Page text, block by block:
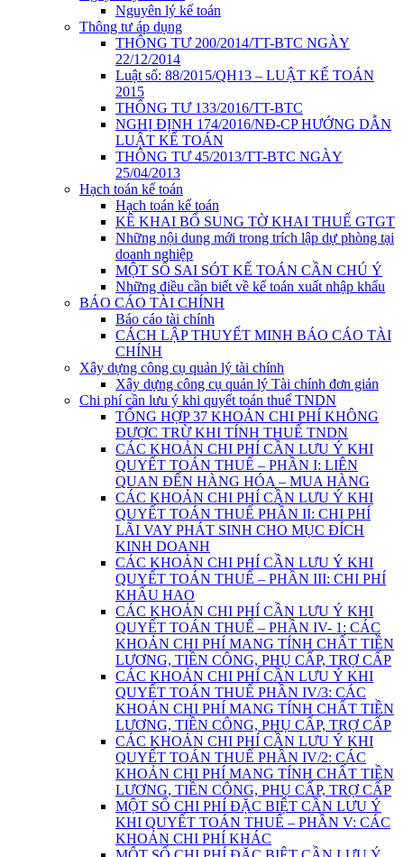
Nguyên lý kế toán
Thông tư áp dụng
THÔNG TƯ 200/2014/TT-BTC NGÀY
22/12/2014
Luật số: 88/2015/QH13 – LUẬT KẾ TOÁN
2015
THÔNG TƯ 133/2016/TT-BTC
NGHỊ ĐỊNH 174/2016/NĐ-CP HƯỚNG DẪN
LUẬT KẾ TOÁN
THÔNG TƯ 45/2013/TT-BTC NGÀY
25/04/2013
Hạch toán kế toán
Hạch toán kế toán
KÊ KHAI BỔ SUNG TỜ KHAI THUẾ GTGT
Những nội dung mới trong trích lập dự phòng tại
doanh nghiệp
MỘT SỐ SAI SÓT KẾ TOÁN CẦN CHÚ Ý
Những điều cần biết về kế toán xuất nhập khẩu
BÁO CÁO TÀI CHÍNH
Báo cáo tài chính
CÁCH LẬP THUYẾT MINH BÁO CÁO TÀI
CHÍNH
Xây dựng công cụ quản lý tài chính
Xây dựng công cụ quản lý Tài chính đơn giản
Chi phí cần lưu ý khi quyết toán thuế TNDN
TỔNG HỢP 37 KHOẢN CHI PHÍ KHÔNG
ĐƯỢC TRỪ KHI TÍNH THUẾ TNDN
CÁC KHOẢN CHI PHÍ CẦN LƯU Ý KHI
QUYẾT TOÁN THUẾ – PHẦN I: LIÊN
QUAN ĐẾN HÀNG HÓA – MUA HÀNG
CÁC KHOẢN CHI PHÍ CẦN LƯU Ý KHI
QUYẾT TOÁN THUẾ PHẦN II: CHI PHÍ
LÃI VAY PHÁT SINH CHO MỤC ĐÍCH
KINH DOANH
CÁC KHOẢN CHI PHÍ CẦN LƯU Ý KHI
QUYẾT TOÁN THUẾ – PHẦN III: CHI PHÍ
KHẤU HAO
CÁC KHOẢN CHI PHÍ CẦN LƯU Ý KHI
QUYẾT TOÁN THUẾ – PHẦN IV- 1: CÁC
KHOẢN CHI PHÍ MANG TÍNH CHẤT TIỀN
LƯƠNG, TIỀN CÔNG, PHỤ CẤP, TRỢ CẤP
CÁC KHOẢN CHI PHÍ CẦN LƯU Ý KHI
QUYẾT TOÁN THUẾ PHẦN IV/3: CÁC
KHOẢN CHI PHÍ MANG TÍNH CHẤT TIỀN
LƯƠNG, TIỀN CÔNG, PHỤ CẤP, TRỢ CẤP
CÁC KHOẢN CHI PHÍ CẦN LƯU Ý KHI
QUYẾT TOÁN THUẾ PHẦN IV/2: CÁC
KHOẢN CHI PHÍ MANG TÍNH CHẤT TIỀN
LƯƠNG, TIỀN CÔNG, PHỤ CẤP, TRỢ CẤP
MỘT SỐ CHI PHÍ ĐẶC BIỆT CẦN LƯU Ý
KHI QUYẾT TOÁN THUẾ – PHẦN V: CÁC
KHOẢN CHI PHÍ KHÁC